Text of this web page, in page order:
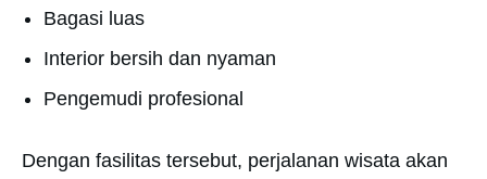
Bagasi luas
Interior bersih dan nyaman
Pengemudi profesional
Dengan fasilitas tersebut, perjalanan wisata akan